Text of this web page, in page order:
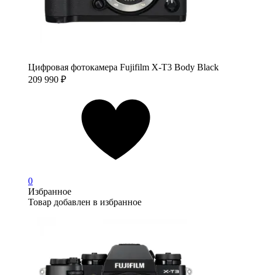
Цифровая фотокамера Fujifilm X-T3 Body Black
209 990 ₽
0
Избранное
Товар добавлен в избранное